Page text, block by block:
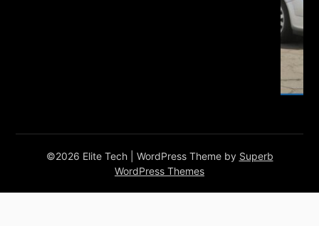
©2026 Elite Tech | WordPress Theme by Superb
WordPress Themes